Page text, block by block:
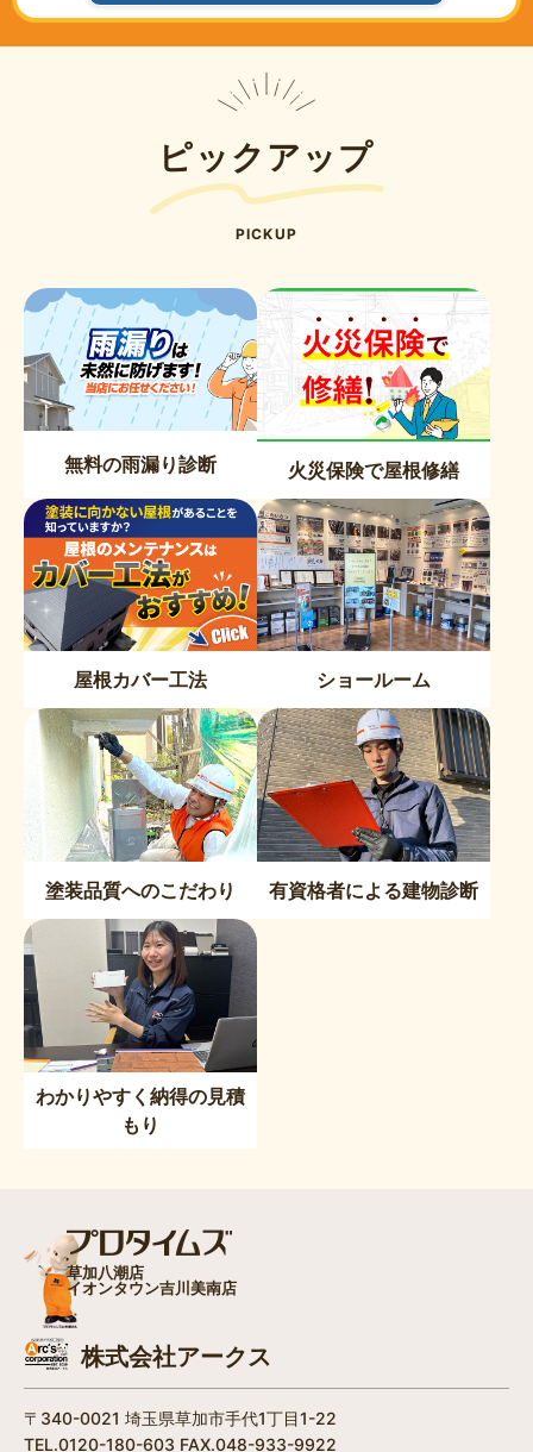
ピックアップ
PICKUP
無料の雨漏り診断 火災保険で屋根修繕
屋根カバー工法 ショールーム
塗装品質へのこだわり 有資格者による建物診断
わかりやすく納得の見積
もり
草加八潮店
イオンタウン吉川美南店
株式会社アークス
〒340-0021 埼玉県草加市手代1丁目1-22
TEL.0120-180-603 FAX.048-933-9922